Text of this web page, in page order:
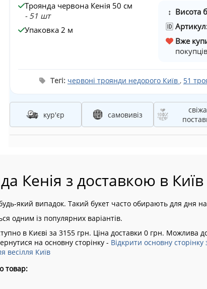
Троянда червона Кенія 50 см
- 51 шт
Упаковка 2 м
↕ Висота
🆔
Вже
покупців
Тегі: червоні троянди недорого Київ , 51
кур'єр самовивіз
свіжа
Кенія з доставкою в Київ
який випадок. Такий букет часто обирають для дня
одним із популярних варіантів.
в Києві за 3155 грн. Ціна доставки 0 грн. Можлива
на основну сторінку - Відкрити основну сторінку
весілля Київ
товар: